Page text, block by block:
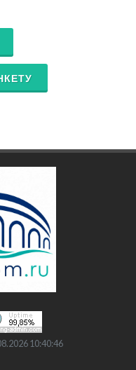
10:40:46